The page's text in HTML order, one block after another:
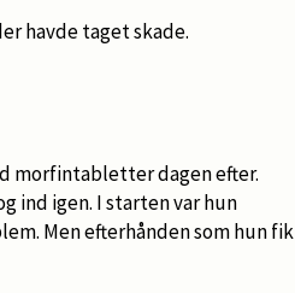
havde taget skade.
morfintabletter dagen efter.
ind igen. I starten var hun
Men efterhånden som hun fik